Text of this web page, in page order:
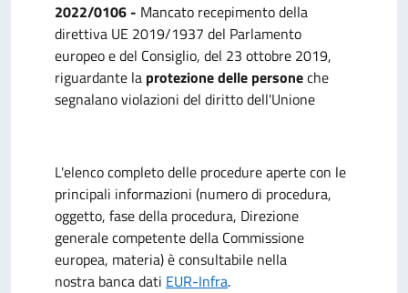
2022/0106 - Mancato recepimento della
direttiva UE 2019/1937 del Parlamento
europeo e del Consiglio, del 23 ottobre 2019,
riguardante la protezione delle personeche
segnalano violazioni del diritto dell'Unione
L'elenco completo delle procedure aperte con le
principali informazioni (numero di procedura,
oggetto, fase della procedura, Direzione
generale competente della Commissione
europea, materia) è consultabile nella
nostra banca dati EUR-Infra.